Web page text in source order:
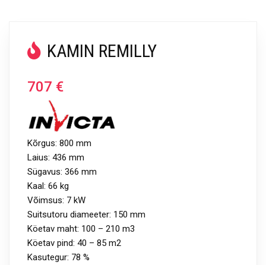
KAMIN REMILLY
707 €
Kõrgus: 800 mm
Laius: 436 mm
Sügavus: 366 mm
Kaal: 66 kg
Võimsus: 7 kW
Suitsutoru diameeter: 150 mm
Köetav maht: 100 – 210 m3
Köetav pind: 40 – 85 m2
Kasutegur: 78 %